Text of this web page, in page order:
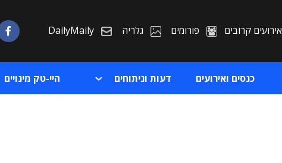
אירועים קרובים פורומים גלריה DailyMaily
כנסים ואירועים דעות וניתוחים היי-טק מינויים